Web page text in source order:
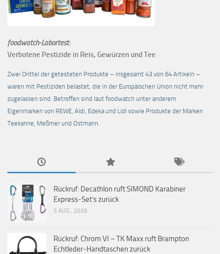
foodwatch-Labortest:
Verbotene Pestizide in Reis, Gewürzen und Tee
Zwei Drittel der getesteten Produkte – insgesamt 43 von 64 Artikeln –
waren mit Pestiziden belastet, die in der Europäischen Union nicht mehr
zugelassen sind. Betroffen sind laut foodwatch unter anderem
Eigenmarken von REWE, Aldi, Edeka und Lidl sowie Produkte der Marken
Teekanne, Meßmer und Ostmann.
Rückruf: Decathlon ruft SIMOND Karabiner
Express-Set’s zurück
5 AUG., 2026
Rückruf: Chrom VI – TK Maxx ruft Brampton
Echtleder-Handtaschen zurück